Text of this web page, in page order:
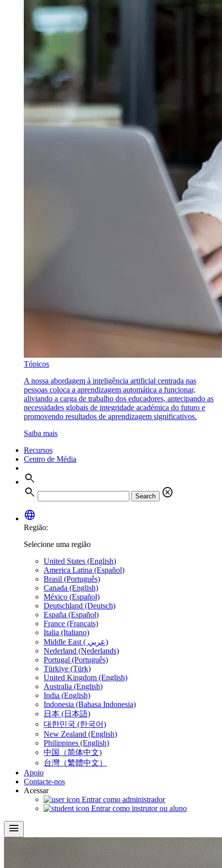
Tópicos
A nossa abordagem à inteligência artificial centrada nas
pessoas coloca a aprendizagem automática a funcionar,
aliviando a carga de trabalho dos educadores, antecipando as
necessidades globais de integridade académica do futuro e
promovendo resultados de aprendizagem significativos.
Saiba mais
Recursos
Centro de Média
search
search
Search
cancel
language
Região:
Selecione uma região
United States (English)
America Latina (Español)
Brasil (Português)
Canada (English)
México (Español)
Deutschland (Deutsch)
España (Español)
France (Français)
Italia (Italiano)
Middle East ( عربي)
Nederland (Nederlands)
Portugal (Português)
Türkiye (Türk)
United Kingdom (English)
Australia (English)
India (English)
Indonesia (Bahasa Indonesia)
日本 (日本語)
대한민국 (한국어)
New Zealand (English)
Philippines (English)
中国（简体中文)
台灣（繁體中文）
Apoio
Contacte-nos
Acessar
Entrar como administrador
Entrar como instrutor ou aluno
menu